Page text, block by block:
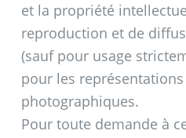
et la propriété
reproduction et de
(sauf pour usage
pour les
photographiques.
Pour toute demande à